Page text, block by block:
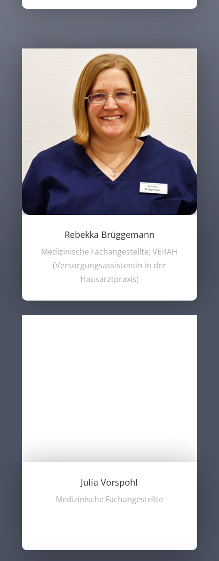
Rebekka Brüggemann
Medizinische Fachangestellte; VERAH
(Versorgungsassistentin in der
Hausarztpraxis)
Julia Vorspohl
Medizinische Fachangestellte